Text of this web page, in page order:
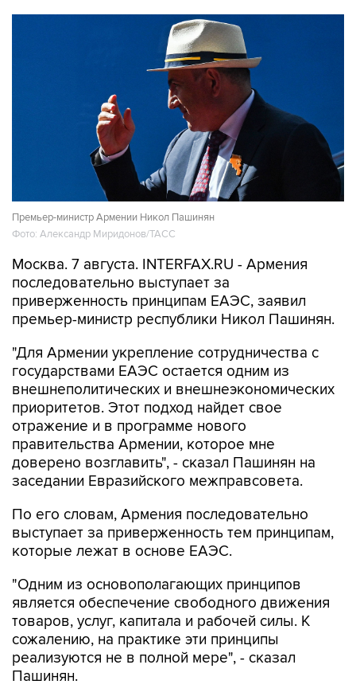
Премьер-министр Армении Никол Пашинян
Фото: Александр Миридонов/ТАСС
Москва. 7 августа. INTERFAX.RU - Армения
последовательно выступает за
приверженность принципам ЕАЭС, заявил
премьер-министр республики Никол Пашинян.
"Для Армении укрепление сотрудничества с
государствами ЕАЭС остается одним из
внешнеполитических и внешнеэкономических
приоритетов. Этот подход найдет свое
отражение и в программе нового
правительства Армении, которое мне
доверено возглавить", - сказал Пашинян на
заседании Евразийского межправсовета.
По его словам, Армения последовательно
выступает за приверженность тем принципам,
которые лежат в основе ЕАЭС.
"Одним из основополагающих принципов
является обеспечение свободного движения
товаров, услуг, капитала и рабочей силы. К
сожалению, на практике эти принципы
реализуются не в полной мере", - сказал
Пашинян.